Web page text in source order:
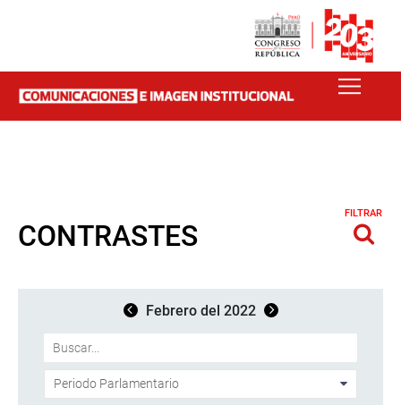
CONTRASTES
FILTRAR
Febrero del 2022